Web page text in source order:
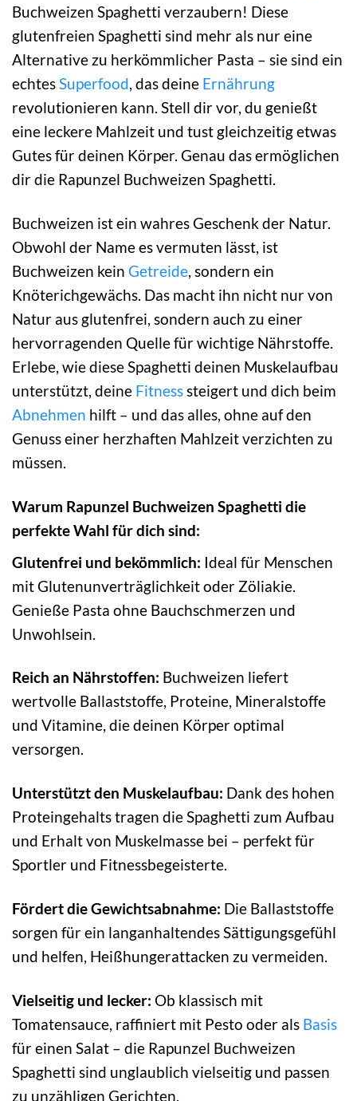
Buchweizen Spaghetti verzaubern! Diese
glutenfreien Spaghetti sind mehr als nur eine
Alternative zu herkömmlicher Pasta – sie sind ein
echtesSuperfood, das deine Ernährung
revolutionieren kann. Stell dir vor, du genießt
eine leckere Mahlzeit und tust gleichzeitig etwas
Gutes für deinen Körper. Genau das ermöglichen
dir die Rapunzel Buchweizen Spaghetti.
Buchweizen ist ein wahres Geschenk der Natur.
Obwohl der Name es vermuten lässt, ist
Buchweizen kein Getreide, sondern ein
Knöterichgewächs. Das macht ihn nicht nur von
Natur aus glutenfrei, sondern auch zu einer
hervorragenden Quelle für wichtige Nährstoffe.
Erlebe, wie diese Spaghetti deinen Muskelaufbau
unterstützt, deine Fitnesssteigert und dich beim
Abnehmen hilft – und das alles, ohne auf den
Genuss einer herzhaften Mahlzeit verzichten zu
müssen.
Warum Rapunzel Buchweizen Spaghetti die
perfekte Wahl für dich sind:
Glutenfrei und bekömmlich: Ideal für Menschen
mit Glutenunverträglichkeit oder Zöliakie.
Genieße Pasta ohne Bauchschmerzen und
Unwohlsein.
Reich an Nährstoffen: Buchweizen liefert
wertvolle Ballaststoffe, Proteine, Mineralstoffe
und Vitamine, die deinen Körper optimal
versorgen.
Unterstützt den Muskelaufbau: Dank des hohen
Proteingehalts tragen die Spaghetti zum Aufbau
und Erhalt von Muskelmasse bei – perfekt für
Sportler und Fitnessbegeisterte.
Fördert die Gewichtsabnahme: Die Ballaststoffe
sorgen für ein langanhaltendes Sättigungsgefühl
und helfen, Heißhungerattacken zu vermeiden.
Vielseitig und lecker: Ob klassisch mit
Tomatensauce, raffiniert mit Pesto oder als Basis
für einen Salat – die Rapunzel Buchweizen
Spaghetti sind unglaublich vielseitig und passen
zu unzähligen Gerichten.